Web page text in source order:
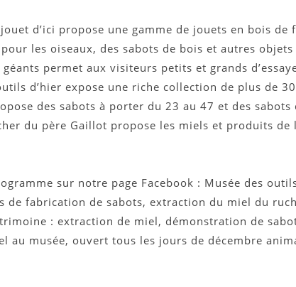
d’ici propose une gamme de jouets en bois
pour les oiseaux, des sabots de bois et autres
géants permet aux visiteurs petits et grands
d’hier expose une riche collection de plus de
des sabots à porter du 23 au 47 et des sabots
du père Gaillot propose les miels et produits de
sur notre page Facebook : Musée des
de fabrication de sabots, extraction du miel du
: extraction de miel, démonstration de
au musée, ouvert tous les jours de décembre